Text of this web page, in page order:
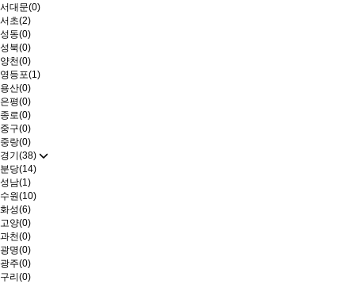
서대문(0)
서초(2)
성동(0)
성북(0)
양천(0)
영등포(1)
용산(0)
은평(0)
종로(0)
중구(0)
중랑(0)
경기(38)
분당(14)
성남(1)
수원(10)
화성(6)
고양(0)
과천(0)
광명(0)
광주(0)
구리(0)